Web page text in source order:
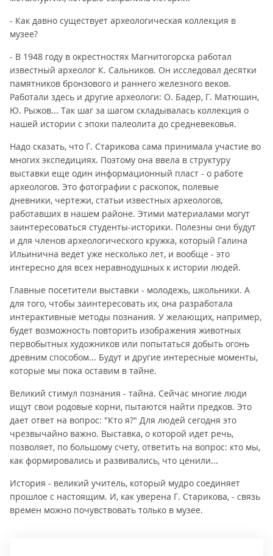
- Как давно существует археологическая коллекция в
музее?
- В 1948 году в окрестностях Магнитогорска работал
известный археолог К. Сальников. Он исследовал десятки
памятников бронзового и раннего железного веков.
Работали здесь и другие археологи: О. Бадер, Г. Матюшин,
Ю. Рыжов... Так шаг за шагом складывалась коллекция о
нашей истории с эпохи палеолита до средневековья.
Надо сказать, что Г. Старикова сама принимала участие во
многих экспедициях. Поэтому она ввела в структуру
выставки еще один информационный пласт - о работе
археологов. Это фотографии с раскопок, полевые
дневники, чертежи, статьи известных археологов,
работавших в нашем районе. Этими материалами могут
заинтересоваться студенты-историки. Полезны они будут
и для членов археологического кружка, который Галина
Ильинична ведет уже несколько лет, и вообще - это
интересно для всех неравнодушных к истории людей.
Главные посетители выставки - молодежь, школьники. А
для того, чтобы заинтересовать их, она разработала
интерактивные методы познания. У желающих, например,
будет возможность повторить изображения животных
первобытных художников или попытаться добыть огонь
древним способом... Будут и другие интересные моменты,
которые мы пока оставим в тайне.
Великий стимул познания - тайна. Сейчас многие люди
ищут свои родовые корни, пытаются найти предков. Это
дает ответ на вопрос: "Кто я?" Для людей сегодня это
чрезвычайно важно. Выставка, о которой идет речь,
позволяет, по большому счету, ответить на вопрос: кто мы,
как формировались и развивались, что ценили...
История - великий учитель, который мудро соединяет
прошлое с настоящим. И, как уверена Г. Старикова, - связь
времен можно почувствовать только в музее.